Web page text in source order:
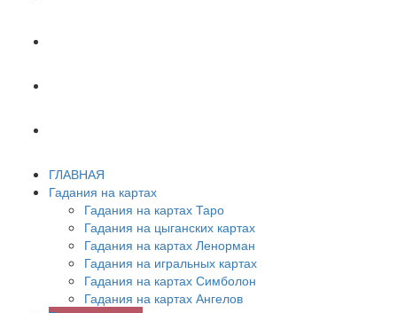
ГЛАВНАЯ
Гадания на картах
Гадания на картах Таро
Гадания на цыганских картах
Гадания на картах Ленорман
Гадания на игральных картах
Гадания на картах Симболон
Гадания на картах Ангелов